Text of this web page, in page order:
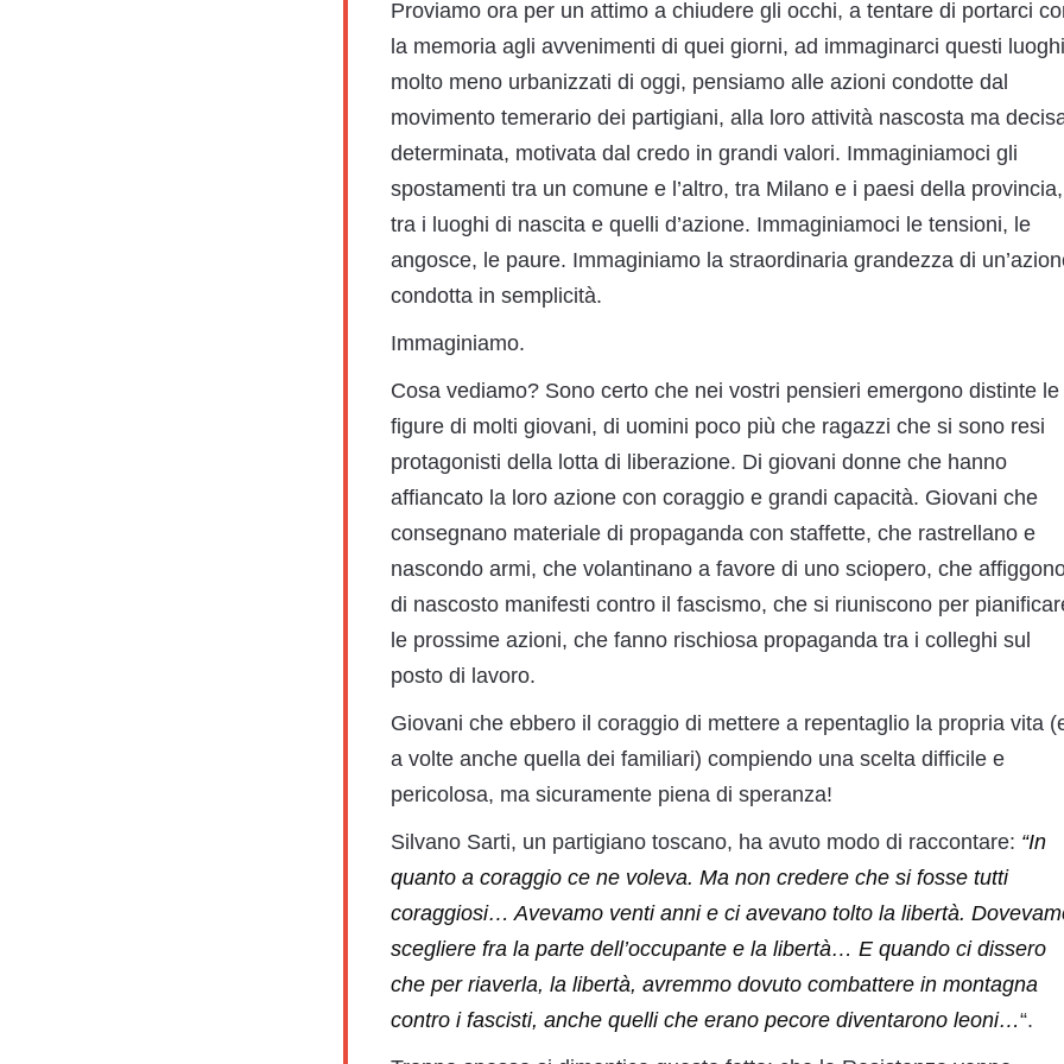
Proviamo ora per un attimo a chiudere gli occhi, a tentare di portarci
la memoria agli avvenimenti di quei giorni, ad immaginarci questi
molto meno urbanizzati di oggi, pensiamo alle azioni condotte dal
movimento temerario dei partigiani, alla loro attività nascosta ma
determinata, motivata dal credo in grandi valori. Immaginiamoci gli
spostamenti tra un comune e l’altro, tra Milano e i paesi della provincia,
tra i luoghi di nascita e quelli d’azione. Immaginiamoci le tensioni, le
angosce, le paure. Immaginiamo la straordinaria grandezza di
condotta in semplicità.
Immaginiamo.
Cosa vediamo? Sono certo che nei vostri pensieri emergono distinte le
figure di molti giovani, di uomini poco più che ragazzi che si sono resi
protagonisti della lotta di liberazione. Di giovani donne che hanno
affiancato la loro azione con coraggio e grandi capacità. Giovani che
consegnano materiale di propaganda con staffette, che rastrellano e
nascondo armi, che volantinano a favore di uno sciopero, che
di nascosto manifesti contro il fascismo, che si riuniscono per
le prossime azioni, che fanno rischiosa propaganda tra i colleghi sul
posto di lavoro.
Giovani che ebbero il coraggio di mettere a repentaglio la propria vita
a volte anche quella dei familiari) compiendo una scelta difficile e
pericolosa, ma sicuramente piena di speranza!
Silvano Sarti, un partigiano toscano, ha avuto modo di raccontare: “In
quanto a coraggio ce ne voleva. Ma non credere che si fosse tutti
coraggiosi… Avevamo venti anni e ci avevano tolto la libertà.
scegliere fra la parte dell’occupante e la libertà… E quando ci dissero
che per riaverla, la libertà, avremmo dovuto combattere in montagna
contro i fascisti, anche quelli che erano pecore diventarono leoni…“.